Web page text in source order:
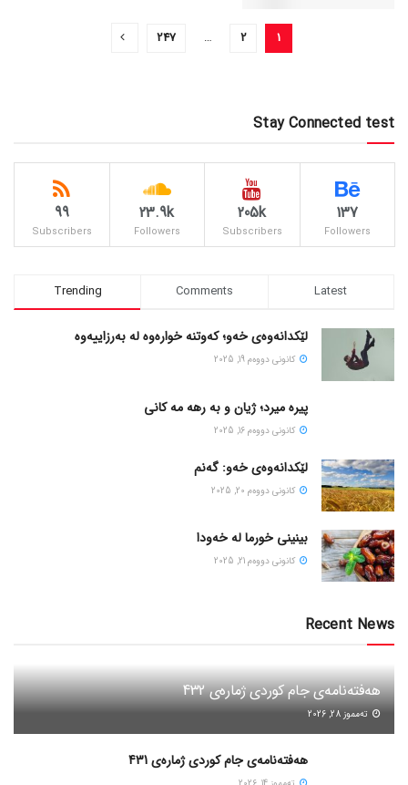
1
2
…
247
Stay Connected test
137
Followers
205k
Subscribers
23.9k
Followers
99
Subscribers
Trending Comments Latest
لێکدانەوەی خەو؛ کەوتنە خوارەوە لە بەرزاییەوە
كانونی دووه‌م 19, 2025
پیره میرد؛ ژیان و به رهه مه کانی
كانونی دووه‌م 16, 2025
لێکدانەوەی خەو: گەنم
كانونی دووه‌م 20, 2025
بینینی خورما لە خەودا
كانونی دووه‌م 21, 2025
Recent News
هەفتەنامەی جام کوردی ژمارەی 432
ته‌مموز 28, 2026
هەفتەنامەی جام کوردی ژمارەی 431